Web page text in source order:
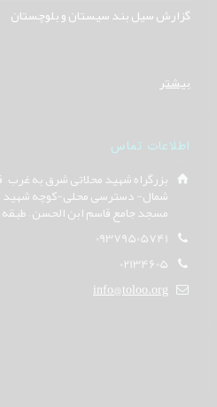
گزارش سیل بند سیستان و بلوچستان
بیشتر
اطلاعات تماس
بزرگراه شهید محلاتی شرق به غرب
شمال- دسترسی محلی-کوچه شهید
مسجد جامع قاسم ابن الحسن –
09379505741
02134605
info@toloo.org